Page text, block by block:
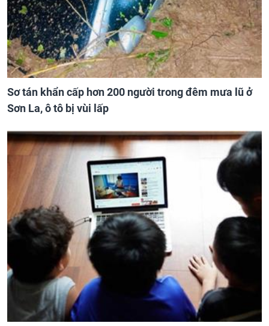
Sơ tán khẩn cấp hơn 200 người trong đêm mưa lũ ở
Sơn La, ô tô bị vùi lấp